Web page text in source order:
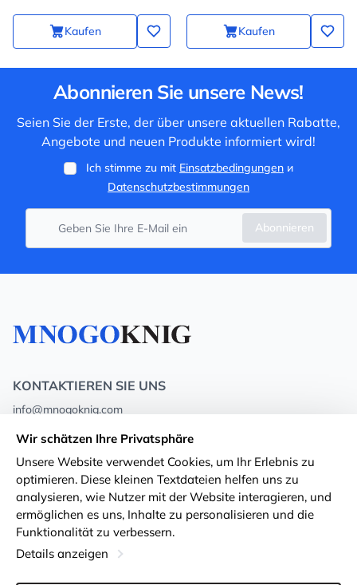
Kaufen Kaufen
Abonnieren Sie unsere News!
Seien Sie der Erste, der über unsere aktuellen Rabatte,
Angebote und neuen Produkte informiert wird!
Ich stimme zu mit Einsatzbedingungen и
Datenschutzbestimmungen
Abonnieren
KONTAKTIEREN SIE UNS
info@mnogoknig.com
Rīga, Augusta Deglava 69d, LV-1082
Über uns
Geschäfte
Lieferung und Zahlung
Treuekarten
Privacy Policy
Geschäftsbedingungen
Rückgabe von Waren
Wir schätzen Ihre Privatsphäre
Unsere Website verwendet Cookies, um Ihr Erlebnis zu
optimieren. Diese kleinen Textdateien helfen uns zu
analysieren, wie Nutzer mit der Website interagieren, und
ermöglichen es uns, Inhalte zu personalisieren und die
Funktionalität zu verbessern.
Details anzeigen